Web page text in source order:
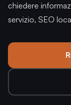
chiedere
servizio, SEO